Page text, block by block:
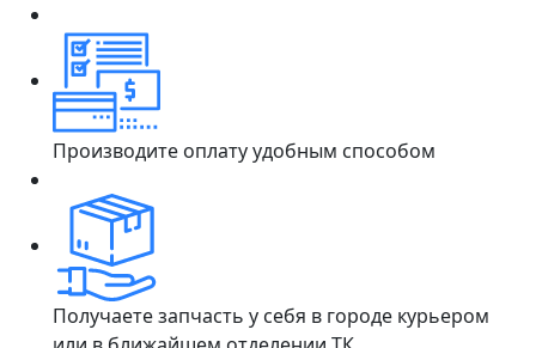
Производите оплату удобным способом
Получаете запчасть у себя в городе курьером